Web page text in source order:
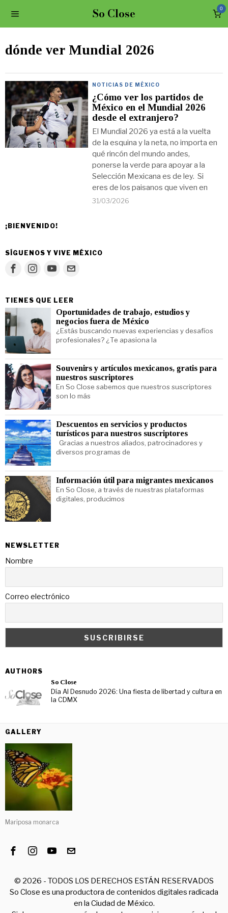
So Close 0
dónde ver Mundial 2026
NOTICIAS DE MÉXICO
¿Cómo ver los partidos de
México en el Mundial 2026
desde el extranjero?
El Mundial 2026 ya está a la vuelta
de la esquina y la neta, no importa en
qué rincón del mundo andes,
ponerse la verde para apoyar a la
Selección Mexicana es de ley. Si
eres de los paisanos que viven en
31/03/2026
¡BIENVENIDO!
SÍGUENOS Y VIVE MÉXICO
TIENES QUE LEER
Oportunidades de trabajo, estudios y
negocios fuera de México
¿Estás buscando nuevas experiencias y desafíos
profesionales? ¿Te apasiona la
Souvenirs y artículos mexicanos, gratis para
nuestros suscriptores
En So Close sabemos que nuestros suscriptores
son lo más
Descuentos en servicios y productos
turísticos para nuestros suscriptores
Gracias a nuestros aliados, patrocinadores y
diversos programas de
Información útil para migrantes mexicanos
En So Close, a través de nuestras plataformas
digitales, producimos
NEWSLETTER
Nombre
Correo electrónico
AUTHORS
So Close
Día Al Desnudo 2026: Una fiesta de libertad y cultura en
la CDMX
GALLERY
Mariposa monarca
© 2026 - TODOS LOS DERECHOS ESTÁN RESERVADOS
So Close es una productora de contenidos digitales radicada
en la Ciudad de México.